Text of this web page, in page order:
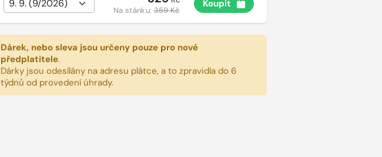
Na stánku:359 Kč
Koupit
Dárek, nebo sleva jsou určeny pouze pro nové
předplatitele.
Dárky jsou odesílány na adresu plátce, a to zpravidla do 6
týdnů od provedení úhrady.